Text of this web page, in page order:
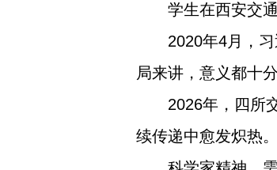
学生在西安交
2020年4月，
局来讲，意义都十
2026年，四所
续传递中愈发炽热。